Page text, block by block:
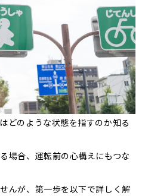
どのような状態を指すのか知る
場合、運転前の心構えにもつな
んが、第一歩を以下で詳しく解